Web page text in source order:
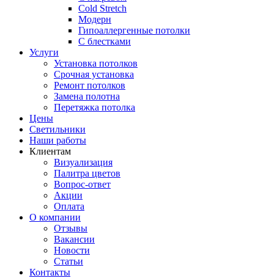
Cold Stretch
Модерн
Гипоаллергенные потолки
С блестками
Услуги
Установка потолков
Срочная установка
Ремонт потолков
Замена полотна
Перетяжка потолка
Цены
Светильники
Наши работы
Клиентам
Визуализация
Палитра цветов
Вопрос-ответ
Акции
Оплата
О компании
Отзывы
Вакансии
Новости
Статьи
Контакты